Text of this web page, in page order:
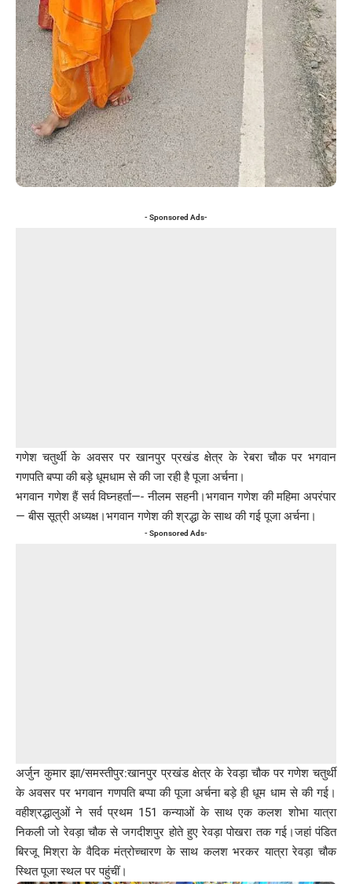
- Sponsored Ads-
गणेश चतुर्थी के अवसर पर खानपुर प्रखंड क्षेत्र के रेबरा चौक पर भगवान
गणपति बप्पा की बड़े धूमधाम से की जा रही है पूजा अर्चना।
भगवान गणेश हैं सर्व विघ्नहर्ता—- नीलम सहनी।भगवान गणेश की महिमा अपरंपार
— बीस सूत्री अध्यक्ष।भगवान गणेश की श्रद्धा के साथ की गई पूजा अर्चना।
- Sponsored Ads-
अर्जुन कुमार झा/समस्तीपुर:खानपुर प्रखंड क्षेत्र के रेवड़ा चौक पर गणेश चतुर्थी
के अवसर पर भगवान गणपति बप्पा की पूजा अर्चना बड़े ही धूम धाम से की गई।
वहीश्रद्धालुओं ने सर्व प्रथम 151 कन्याओं के साथ एक कलश शोभा यात्रा
निकली जो रेवड़ा चौक से जगदीशपुर होते हुए रेवड़ा पोखरा तक गई।जहां पंडित
बिरजू मिश्रा के वैदिक मंत्रोच्चारण के साथ कलश भरकर यात्रा रेवड़ा चौक
स्थित पूजा स्थल पर पहुंचीं।